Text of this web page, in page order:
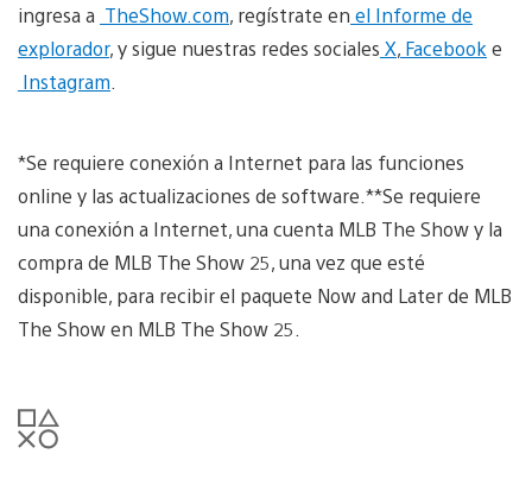
ingresa a TheShow.com, regístrate en el Informe de
explorador, y sigue nuestras redes sociales X, Facebook e
Instagram
*Se requiere conexión a Internet para las funciones
online y las actualizaciones de software.**Se requiere
una conexión a Internet, una cuenta MLB The Show y la
compra de MLB The Show 25, una vez que esté
disponible, para recibir el paquete Now and Later de MLB
The Show en MLB The Show 25.